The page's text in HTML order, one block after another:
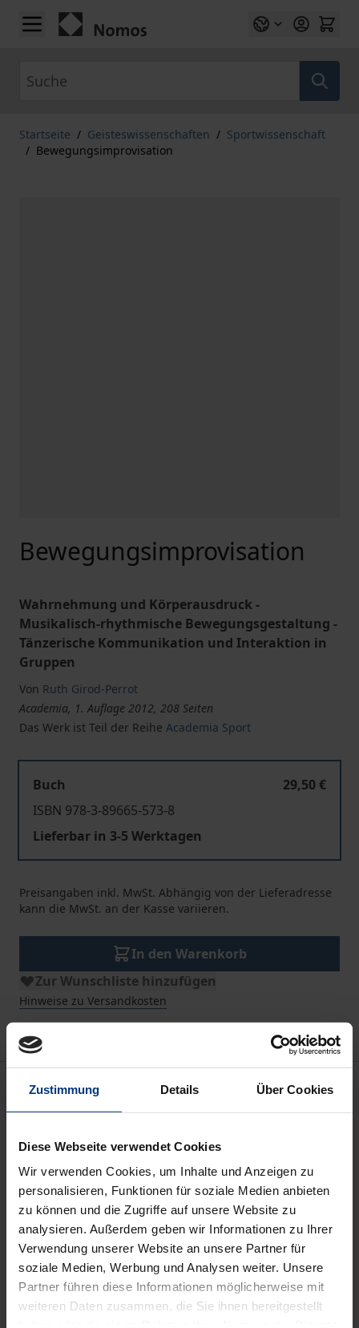
Zustimmung Details Über Cookies
Diese Webseite verwendet Cookies
Wir verwenden Cookies, um Inhalte und Anzeigen zu
personalisieren, Funktionen für soziale Medien anbieten
zu können und die Zugriffe auf unsere Website zu
analysieren. Außerdem geben wir Informationen zu Ihrer
Verwendung unserer Website an unsere Partner für
soziale Medien, Werbung und Analysen weiter. Unsere
Partner führen diese Informationen möglicherweise mit
weiteren Daten zusammen, die Sie ihnen bereitgestellt
Zum Inhalt springen
Startseite / Geisteswissenschaften / Sportwissenschaft
/ Bewegungsimprovisation
Bewegungsimprovisation
Wahrnehmung und Körperausdruck -
Musikalisch-rhythmische Bewegungsgestaltung -
Tänzerische Kommunikation und Interaktion in
Gruppen
Von Ruth Girod-Perrot
Academia, 1. Auflage 2012, 208 Seiten
Das Werk ist Teil der Reihe Academia Sport
Buch
29,50 €
ISBN 978-3-89665-573-8
Lieferbar in 3-5 Werktagen
Preisangaben inkl. MwSt. Abhängig von der Lieferadresse
kann die MwSt. an der Kasse variieren.
In den Warenkorb
Zur Wunschliste hinzufügen
Hinweise zu Versandkosten
Beschreibung
erlernen? Wie lässt sie sich vermitteln?
Dieses Buch ist ein praktischer Leitfaden zur
Erarbeitung von Grundlagen im Bereich der
Bewegungsimprovisation:von der Wahrnehmung
zum individuellen Körperausdruck, von der
spielerischen Beweglichkeitsschulung zum
gestalteten Bewegungsausdruck - bis hin zur
nonverbalen Kommunikation, zum vergnüglichen